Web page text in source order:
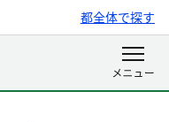
都全体で探す